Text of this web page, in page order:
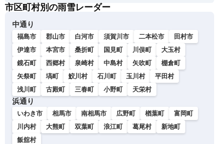
市区町村別の雨雪レーダー
中通り
福島市 郡山市 白河市 須賀川市 二本松市
田村市
伊達市
本宮市 桑折町 国見町 川俣町
大玉村
鏡石町
西郷村 泉崎村 中島村 矢吹町
棚倉町
矢祭町
塙町 鮫川村 石川町 玉川村
平田村
浅川町
古殿町 三春町 小野町 天栄村
浜通り
いわき市 相馬市 南相馬市 広野町 楢葉町
富岡町
川内村
大熊町 双葉町 浪江町 葛尾村
新地町
飯舘村